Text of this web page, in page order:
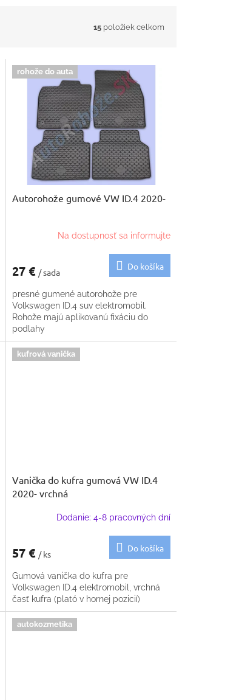
15 položiek celkom
rohože do auta
Autorohože gumové VW ID.4 2020-
Na dostupnosť sa informujte
27 € / sada
Do košíka
presné gumené autorohože pre
Volkswagen ID.4 suv elektromobil.
Rohože majú aplikovanú fixáciu do
podlahy
kufrová vanička
Vanička do kufra gumová VW ID.4
2020- vrchná
Dodanie: 4-8 pracovných dní
57 € / ks
Do košíka
Gumová vanička do kufra pre
Volkswagen ID.4 elektromobil, vrchná
časť kufra (plató v hornej pozicií)
autokozmetika